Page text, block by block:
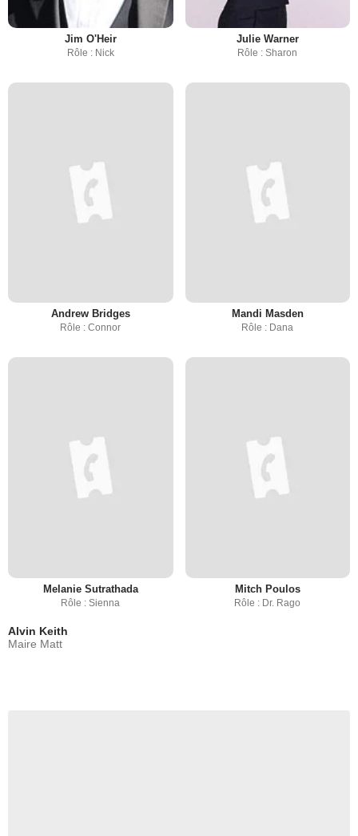
Jim O'Heir
Rôle : Nick
Julie Warner
Rôle : Sharon
Andrew Bridges
Rôle : Connor
Mandi Masden
Rôle : Dana
Melanie Sutrathada
Rôle : Sienna
Mitch Poulos
Rôle : Dr. Rago
Alvin Keith
Maire Matt